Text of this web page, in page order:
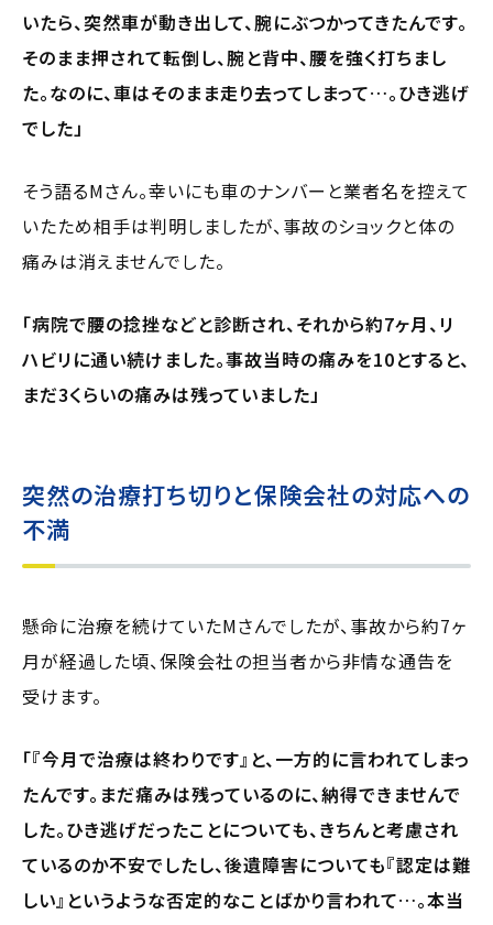
いたら、突然車が動き出して、腕にぶつかってきたんです。
そのまま押されて転倒し、腕と背中、腰を強く打ちまし
た。なのに、車はそのまま走り去ってしまって…。ひき逃げ
でした」
そう語るMさん。幸いにも車のナンバーと業者名を控えて
いたため相手は判明しましたが、事故のショックと体の
痛みは消えませんでした。
「病院で腰の捻挫などと診断され、それから約7ヶ月、リ
ハビリに通い続けました。事故当時の痛みを10とすると、
まだ3くらいの痛みは残っていました」
突然の治療打ち切りと保険会社の対応への
不満
懸命に治療を続けていたMさんでしたが、事故から約7ヶ
月が経過した頃、保険会社の担当者から非情な通告を
受けます。
「『今月で治療は終わりです』と、一方的に言われてしまっ
たんです。まだ痛みは残っているのに、納得できませんで
した。ひき逃げだったことについても、きちんと考慮され
ているのか不安でしたし、後遺障害についても『認定は難
しい』というような否定的なことばかり言われて…。本当